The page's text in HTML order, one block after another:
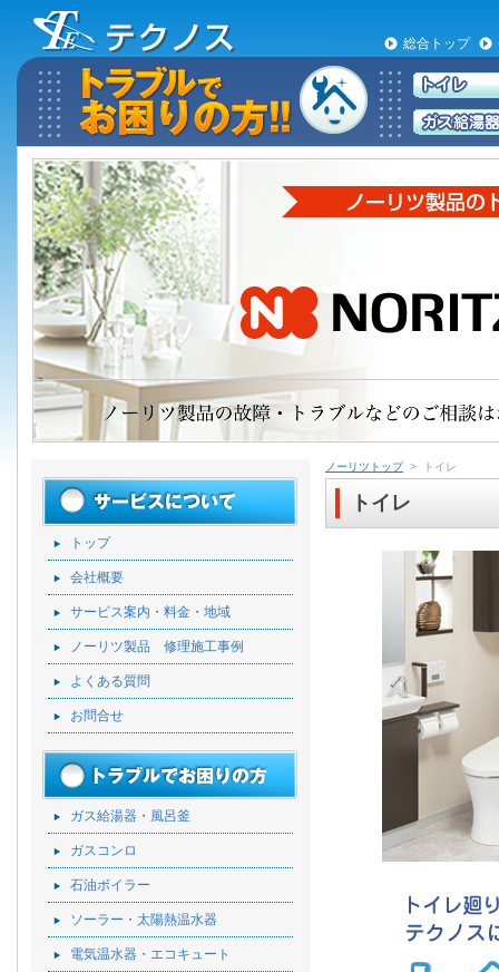
総合トップ
トップ
会社概要
サービス案内・料金・地域
ノーリツ製品 修理施工事例
よくある質問
お問合せ
ガス給湯器・風呂釜
ガスコンロ
石油ボイラー
ソーラー・太陽熱温水器
電気温水器・エコキュート
ノーリツトップ> トイレ
トイレ